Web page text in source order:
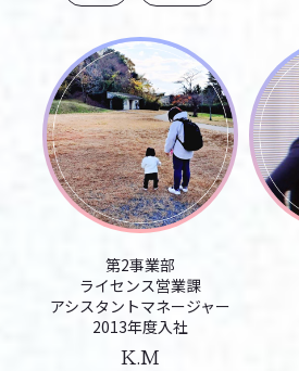
第2事業部
ライセンス営業課
アシスタントマネージャー
2013年度入社
K.M